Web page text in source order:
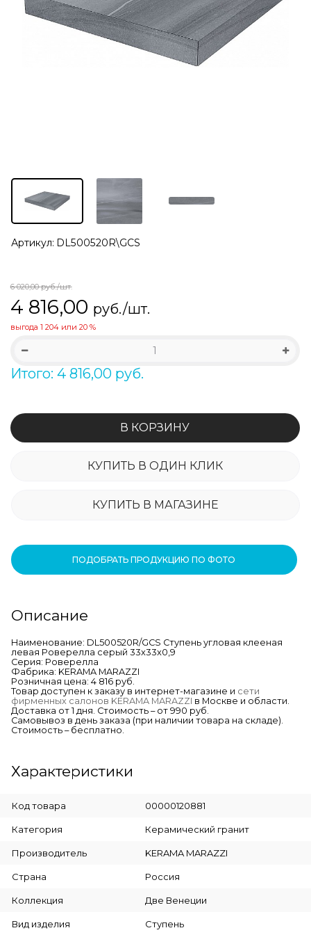
Артикул: DL500520R\GCS
6 020,00руб./шт.
4 816,00 руб./шт.
выгода 1 204или 20 %
Итого: 4 816,00 руб.
В КОРЗИНУ
КУПИТЬ В ОДИН КЛИК
КУПИТЬ В МАГАЗИНЕ
ПОДОБРАТЬ ПРОДУКЦИЮ ПО ФОТО
Описание
Наименование: DL500520R/GCS Ступень угловая клееная
левая Роверелла серый 33x33x0,9
Серия: Роверелла
Фабрика: KERAMA MARAZZI
Розничная цена: 4 816 руб.
Товар доступен к заказу в интернет-магазине и сети
фирменных салонов KERAMA MARAZZI в Москве и области.
Доставка от 1 дня. Стоимость – от 990 руб.
Самовывоз в день заказа (при наличии товара на складе).
Стоимость – бесплатно.
Характеристики
Код товара 00000120881
Категория Керамический гранит
Производитель KERAMA MARAZZI
Страна Россия
Коллекция Две Венеции
Вид изделия Ступень